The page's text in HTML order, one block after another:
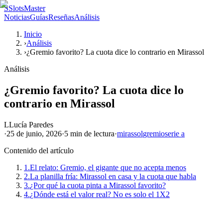
SSlotsMaster
NoticiasGuíasReseñasAnálisis
Inicio
›Análisis
›¿Gremio favorito? La cuota dice lo contrario en Mirassol
Análisis
¿Gremio favorito? La cuota dice lo
contrario en Mirassol
LLucía Paredes
·25 de junio, 2026·5 min de lectura·mirassolgremioserie a
Contenido del artículo
1.El relato: Gremio, el gigante que no acepta menos
2.La planilla fría: Mirassol en casa y la cuota que habla
3.¿Por qué la cuota pinta a Mirassol favorito?
4.¿Dónde está el valor real? No es solo el 1X2